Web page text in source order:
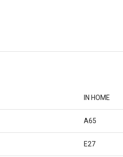
IN HOME
A65
E27